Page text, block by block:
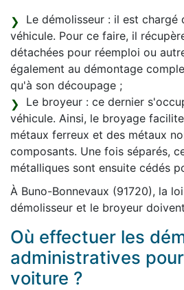
Le démolisseur : il est chargé
véhicule. Pour ce faire, il
détachées pour réemploi ou
également au démontage
qu'à son découpage ;
Le broyeur : ce dernier
véhicule. Ainsi, le broyage
métaux ferreux et des métaux
composants. Une fois séparés,
métalliques sont ensuite cédés
À Buno-Bonnevaux (91720), la
démolisseur et le broyeur
Où effectuer les
administratives
voiture ?